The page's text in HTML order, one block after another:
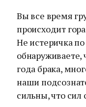
Вы все время
происходит
Не истеричка
обнаруживаете,
года брака,
наши
сильны, что сил